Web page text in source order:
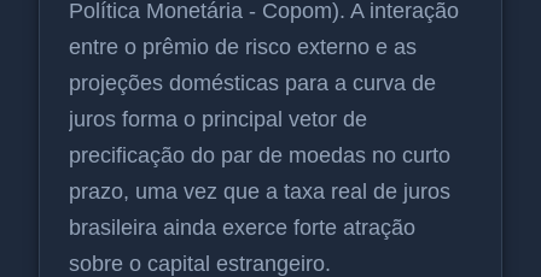
Política Monetária - Copom). A interação
entre o prêmio de risco externo e as
projeções domésticas para a curva de
juros forma o principal vetor de
precificação do par de moedas no curto
prazo, uma vez que a taxa real de juros
brasileira ainda exerce forte atração
sobre o capital estrangeiro.